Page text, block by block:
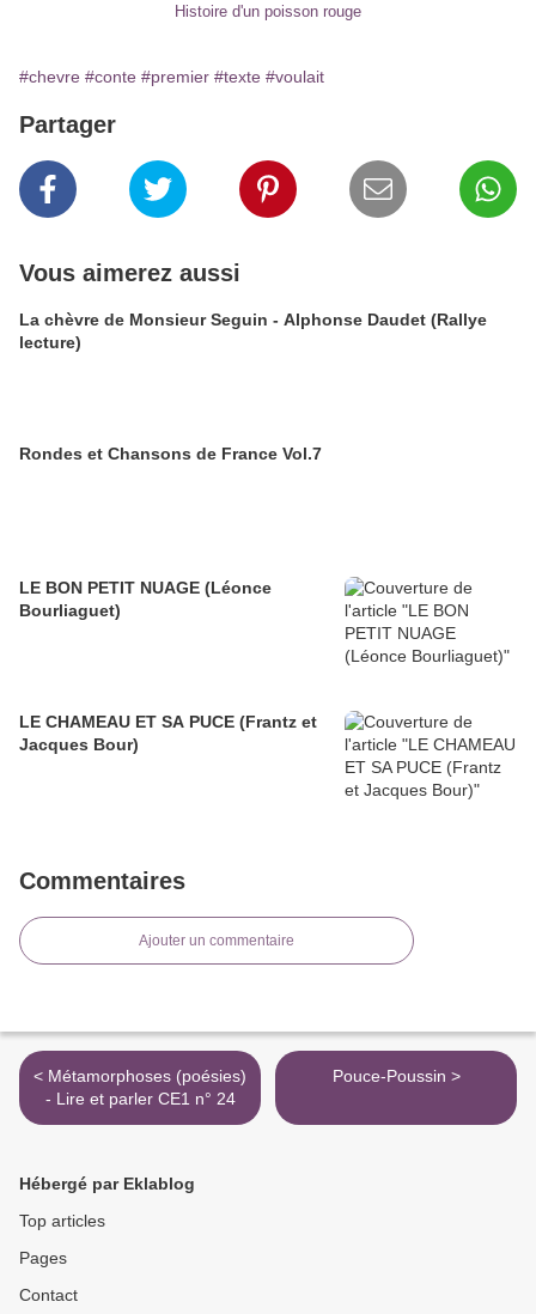
Histoire d'un poisson rouge
#chevre #conte #premier #texte #voulait
Partager
Vous aimerez aussi
La chèvre de Monsieur Seguin - Alphonse Daudet (Rallye
lecture)
Rondes et Chansons de France Vol.7
LE BON PETIT NUAGE (Léonce
Bourliaguet)
LE CHAMEAU ET SA PUCE (Frantz et
Jacques Bour)
Commentaires
Ajouter un commentaire
< Métamorphoses (poésies)
- Lire et parler CE1 n° 24
Pouce-Poussin >
Hébergé par Eklablog
Top articles
Pages
Contact